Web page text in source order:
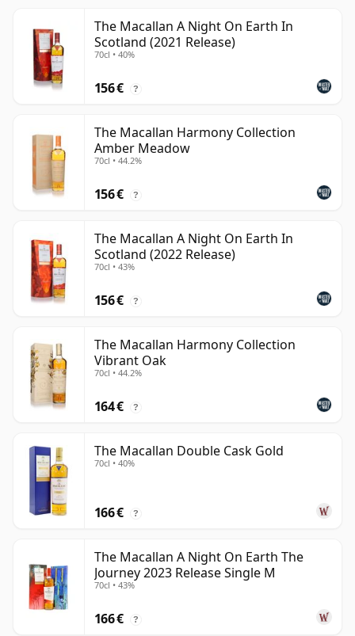
The Macallan A Night On Earth In
Scotland (2021 Release)
70cl • 40%
156 € ?
The Macallan Harmony Collection
Amber Meadow
70cl • 44.2%
156 € ?
The Macallan A Night On Earth In
Scotland (2022 Release)
70cl • 43%
156 € ?
The Macallan Harmony Collection
Vibrant Oak
70cl • 44.2%
164 € ?
The Macallan Double Cask Gold
70cl • 40%
166 € ?
The Macallan A Night On Earth The
Journey 2023 Release Single M
70cl • 43%
166 € ?